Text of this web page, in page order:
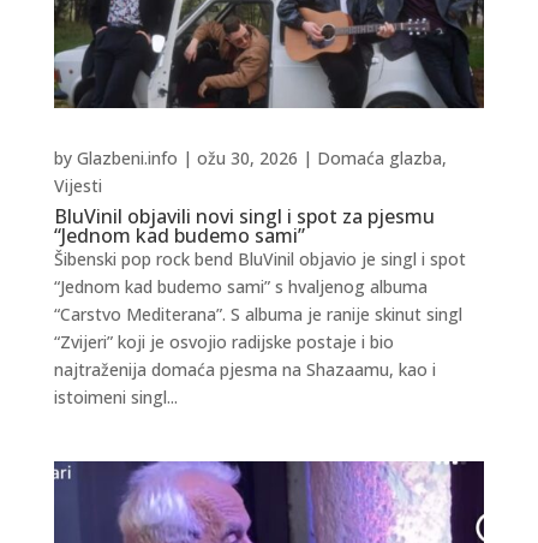
BluVinil objavili novi singl i spot za pjesmu
“Jednom kad budemo sami”
by Glazbeni.info | ožu 30, 2026 | Domaća glazba,
Vijesti
Šibenski pop rock bend BluVinil objavio je singl i spot
“Jednom kad budemo sami” s hvaljenog albuma
“Carstvo Mediterana”. S albuma je ranije skinut singl
“Zvijeri” koji je osvojio radijske postaje i bio
najtraženija domaća pjesma na Shazaamu, kao i
istoimeni singl...